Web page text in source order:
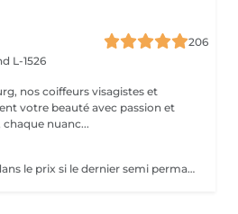
206
L-1526
nos coiffeurs visagistes et
votre beauté avec passion et
nuanc...
La dépose est comprise dans le prix si le dernier semi permanent a été fait au salon.